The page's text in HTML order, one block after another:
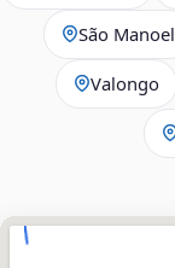
São Manoel
Valongo